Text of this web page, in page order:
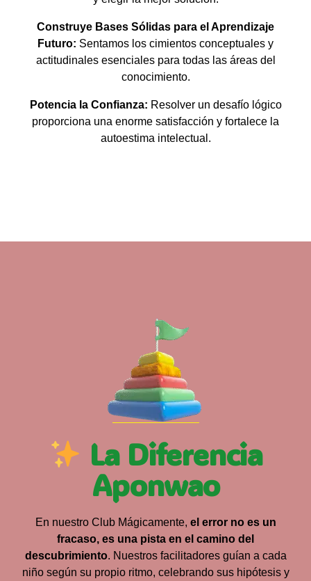
Construye Bases Sólidas para el Aprendizaje
Futuro: Sentamos los cimientos conceptuales y
actitudinales esenciales para todas las áreas del
conocimiento.
Potencia la Confianza: Resolver un desafío lógico
proporciona una enorme satisfacción y fortalece la
autoestima intelectual.
La Diferencia
Aponwao
En nuestro Club Mágicamente, el error no es un
fracaso, es una pista en el camino del
descubrimiento. Nuestros facilitadores guían a cada
niño según su propio ritmo, celebrando sus hipótesis y